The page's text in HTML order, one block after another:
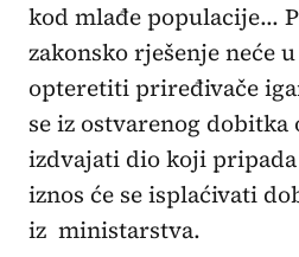
kod mlađe populacije...
zakonsko rješenje neće
opteretiti priređivače
se iz ostvarenog dobitka
izdvajati dio koji
iznos će se isplaćivati
iz ministarstva.